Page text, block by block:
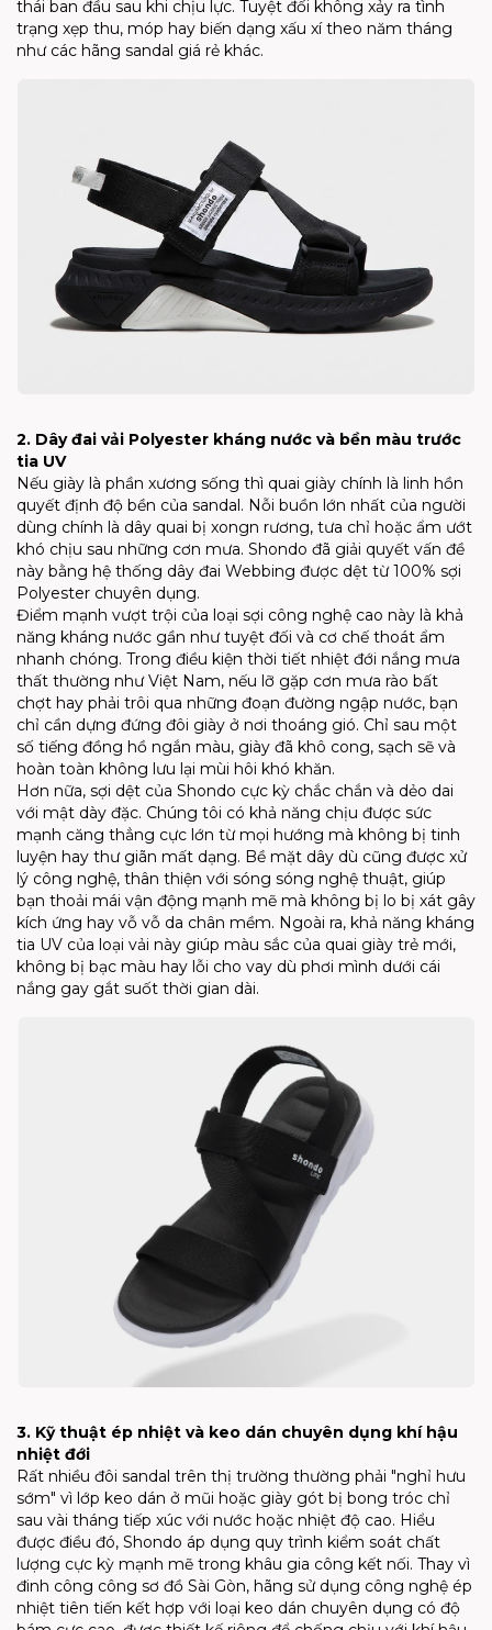
thái ban đầu sau khi chịu lực. Tuyệt đối không xảy ra tình
trạng xẹp thu, móp hay biến dạng xấu xí theo năm tháng
như các hãng sandal giá rẻ khác.
2. Dây đai vải Polyester kháng nước và bền màu trước
tia UV
Nếu giày là phần xương sống thì quai giày chính là linh hồn
quyết định độ bền của sandal. Nỗi buồn lớn nhất của người
dùng chính là dây quai bị xongn rương, tưa chỉ hoặc ẩm ướt
khó chịu sau những cơn mưa. Shondo đã giải quyết vấn đề
này bằng hệ thống dây đai Webbing được dệt từ 100% sợi
Polyester chuyên dụng.
Điểm mạnh vượt trội của loại sợi công nghệ cao này là khả
năng kháng nước gần như tuyệt đối và cơ chế thoát ẩm
nhanh chóng. Trong điều kiện thời tiết nhiệt đới nắng mưa
thất thường như Việt Nam, nếu lỡ gặp cơn mưa rào bất
chợt hay phải trôi qua những đoạn đường ngập nước, bạn
chỉ cần dựng đứng đôi giày ở nơi thoáng gió. Chỉ sau một
số tiếng đồng hồ ngắn màu, giày đã khô cong, sạch sẽ và
hoàn toàn không lưu lại mùi hôi khó khăn.
Hơn nữa, sợi dệt của Shondo cực kỳ chắc chắn và dẻo dai
với mật dày đặc. Chúng tôi có khả năng chịu được sức
mạnh căng thẳng cực lớn từ mọi hướng mà không bị tinh
luyện hay thư giãn mất dạng. Bề mặt dây dù cũng được xử
lý công nghệ, thân thiện với sóng sóng nghệ thuật, giúp
bạn thoải mái vận động mạnh mẽ mà không bị lo bị xát gây
kích ứng hay vỗ vỗ da chân mềm. Ngoài ra, khả năng kháng
tia UV của loại vải này giúp màu sắc của quai giày trẻ mới,
không bị bạc màu hay lỗi cho vay dù phơi mình dưới cái
nắng gay gắt suốt thời gian dài.
3. Kỹ thuật ép nhiệt và keo dán chuyên dụng khí hậu
nhiệt đới
Rất nhiều đôi sandal trên thị trường thường phải "nghỉ hưu
sớm" vì lớp keo dán ở mũi hoặc giày gót bị bong tróc chỉ
sau vài tháng tiếp xúc với nước hoặc nhiệt độ cao. Hiểu
được điều đó, Shondo áp dụng quy trình kiểm soát chất
lượng cực kỳ mạnh mẽ trong khâu gia công kết nối. Thay vì
đinh công công sơ đồ Sài Gòn, hãng sử dụng công nghệ ép
nhiệt tiên tiến kết hợp với loại keo dán chuyên dụng có độ